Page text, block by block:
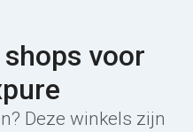
voor
Deze winkels zijn